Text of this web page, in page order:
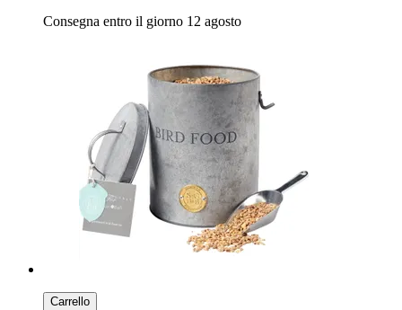
Consegna entro il giorno 12 agosto
Carrello